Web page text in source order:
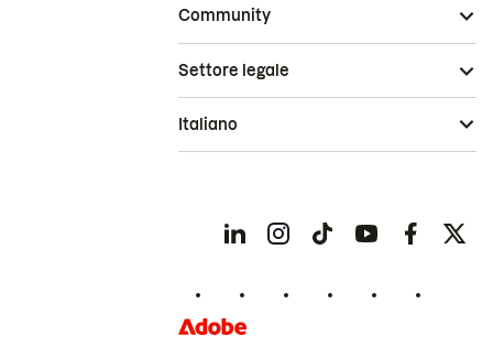
Community
Settore legale
Italiano